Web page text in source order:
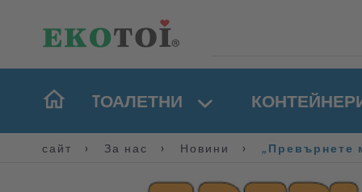
TОАЛЕТНИ
сайт За нас Новини „Превърнете